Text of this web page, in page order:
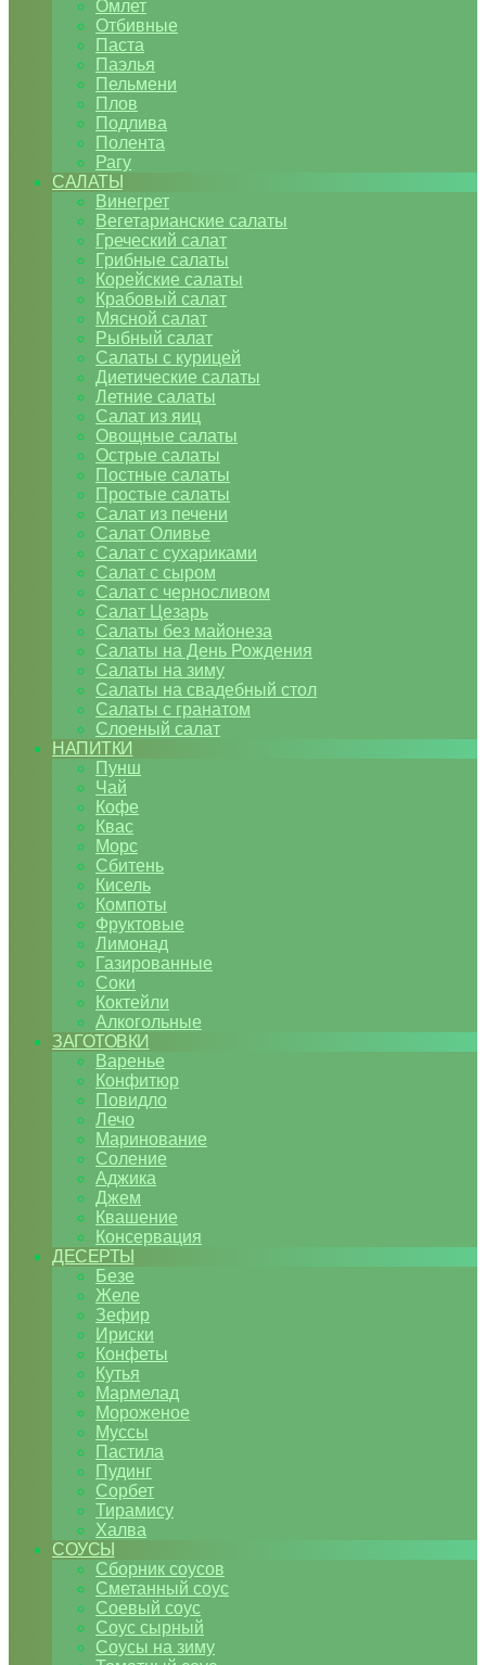
Омлет
Отбивные
Паста
Паэлья
Пельмени
Плов
Подлива
Полента
Рагу
САЛАТЫ
Винегрет
Вегетарианские салаты
Греческий салат
Грибные салаты
Корейские салаты
Крабовый салат
Мясной салат
Рыбный салат
Салаты с курицей
Диетические салаты
Летние салаты
Салат из яиц
Овощные салаты
Острые салаты
Постные салаты
Простые салаты
Салат из печени
Салат Оливье
Салат с сухариками
Салат с сыром
Салат с черносливом
Салат Цезарь
Салаты без майонеза
Салаты на День Рождения
Салаты на зиму
Салаты на свадебный стол
Салаты с гранатом
Слоеный салат
НАПИТКИ
Пунш
Чай
Кофе
Квас
Морс
Сбитень
Кисель
Компоты
Фруктовые
Лимонад
Газированные
Соки
Коктейли
Алкогольные
ЗАГОТОВКИ
Варенье
Конфитюр
Повидло
Лечо
Маринование
Соление
Аджика
Джем
Квашение
Консервация
ДЕСЕРТЫ
Безе
Желе
Зефир
Ириски
Конфеты
Кутья
Мармелад
Мороженое
Муссы
Пастила
Пудинг
Сорбет
Тирамису
Халва
СОУСЫ
Сборник соусов
Сметанный соус
Соевый соус
Соус сырный
Соусы на зиму